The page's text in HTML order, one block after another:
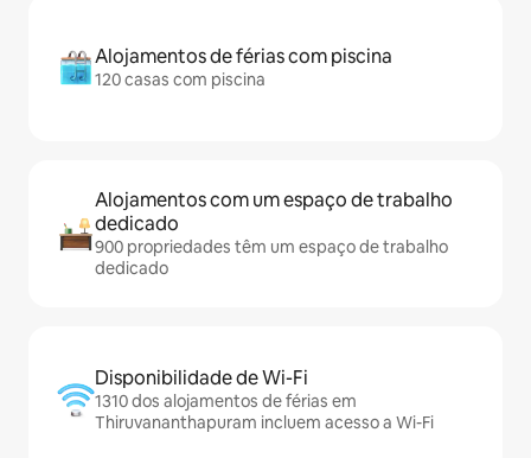
Alojamentos de férias com piscina
120 casas com piscina
Alojamentos com um espaço de trabalho
dedicado
900 propriedades têm um espaço de trabalho
dedicado
Disponibilidade de Wi-Fi
1310 dos alojamentos de férias em
Thiruvananthapuram incluem acesso a Wi-Fi